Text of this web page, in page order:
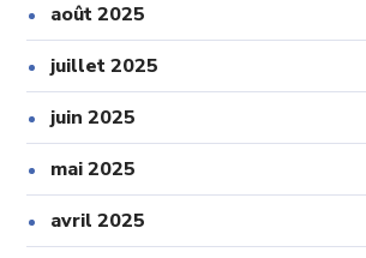
août 2025
juillet 2025
juin 2025
mai 2025
avril 2025